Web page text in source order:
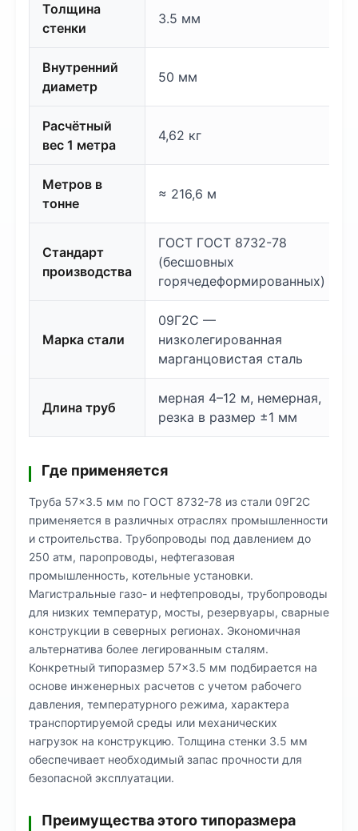
Толщина
стенки
3.5 мм
Внутренний
диаметр
50 мм
Расчётный
вес 1 метра
4,62 кг
Метров в
тонне
≈ 216,6 м
Стандарт
производства
ГОСТ ГОСТ 8732-78
(бесшовных
горячедеформированных)
Марка стали
09Г2С —
низколегированная
марганцовистая сталь
Длина труб
мерная 4–12 м, немерная,
резка в размер ±1 мм
Где применяется
Труба 57×3.5 мм по ГОСТ 8732-78 из стали 09Г2С
применяется в различных отраслях промышленности
и строительства. Трубопроводы под давлением до
250 атм, паропроводы, нефтегазовая
промышленность, котельные установки.
Магистральные газо- и нефтепроводы, трубопроводы
для низких температур, мосты, резервуары, сварные
конструкции в северных регионах. Экономичная
альтернатива более легированным сталям.
Конкретный типоразмер 57×3.5 мм подбирается на
основе инженерных расчетов с учетом рабочего
давления, температурного режима, характера
транспортируемой среды или механических
нагрузок на конструкцию. Толщина стенки 3.5 мм
обеспечивает необходимый запас прочности для
безопасной эксплуатации.
Преимущества этого типоразмера